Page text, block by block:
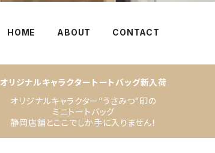
HOME ABOUT CONTACT
オリジナルキャラクタートートバッグ新入荷
オリジナルキャラクター“うさみつ”印の
ミニトートバッグ
静岡店舗とここでしか手に入りません！